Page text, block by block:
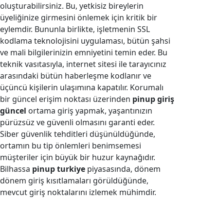
oluşturabilirsiniz. Bu, yetkisiz bireylerin
üyeliğinize girmesini önlemek için kritik bir
eylemdir. Bununla birlikte, işletmenin SSL
kodlama teknolojisini uygulaması, bütün şahsi
ve mali bilgilerinizin emniyetini temin eder. Bu
teknik vasıtasıyla, internet sitesi ile tarayıcınız
arasındaki bütün haberleşme kodlanır ve
üçüncü kişilerin ulaşımına kapatılır. Korumalı
bir güncel erişim noktası üzerinden pinup giriş
güncel ortama giriş yapmak, yaşantınızın
pürüzsüz ve güvenli olmasını garanti eder.
Siber güvenlik tehditleri düşünüldüğünde,
ortamın bu tip önlemleri benimsemesi
müşteriler için büyük bir huzur kaynağıdır.
Bilhassa pinup turkiye piyasasında, dönem
dönem giriş kısıtlamaları görüldüğünde,
mevcut giriş noktalarını izlemek mühimdir.